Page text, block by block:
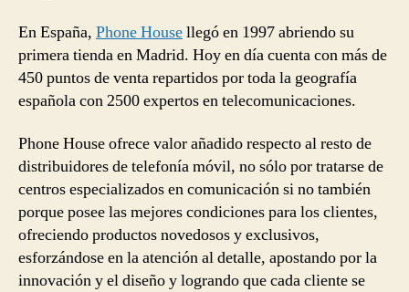
En España, Phone Housellegó en 1997 abriendo su
primera tienda en Madrid. Hoy en día cuenta con más de
450 puntos de venta repartidos por toda la geografía
española con 2500 expertos en telecomunicaciones.
Phone House ofrece valor añadido respecto al resto de
distribuidores de telefonía móvil, no sólo por tratarse de
centros especializados en comunicación si no también
porque posee las mejores condiciones para los clientes,
ofreciendo productos novedosos y exclusivos,
esforzándose en la atención al detalle, apostando por la
innovación y el diseño y logrando que cada cliente se